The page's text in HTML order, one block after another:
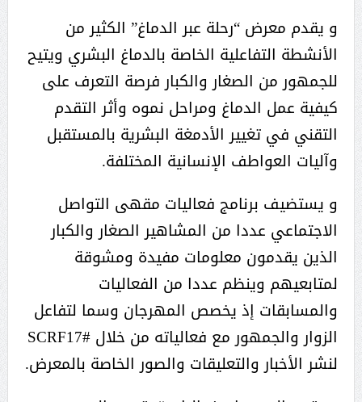
و يقدم معرض “رحلة عبر الدماغ” الكثير من
الأنشطة التفاعلية الخاصة بالدماغ البشري ويتيح
للجمهور من الصغار والكبار فرصة التعرف على
كيفية عمل الدماغ ومراحل نموه وأثر التقدم
التقني في تغيير الأدمغة البشرية بالمستقبل
وآليات العواطف الإنسانية المختلفة.
و يستضيف برنامج فعاليات مقهى التواصل
الاجتماعي عددا من المشاهير الصغار والكبار
الذين يقدمون معلومات مفيدة ومشوقة
لمتابعيهم وينظم عددا من الفعاليات
والمسابقات إذ يخصص المهرجان وسما لتفاعل
الزوار والجمهور مع فعالياته من خلال #SCRF17
لنشر الأخبار والتعليقات والصور الخاصة بالمعرض.